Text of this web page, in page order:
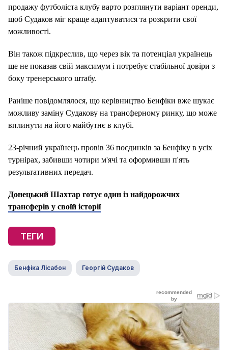
продажу футболіста клубу варто розглянути варіант оренди,
щоб Судаков міг краще адаптуватися та розкрити свої
можливості.
Він також підкреслив, що через вік та потенціал українець
ще не показав свій максимум і потребує стабільної довіри з
боку тренерського штабу.
Раніше повідомлялося, що керівництво Бенфіки вже шукає
можливу заміну Судакову на трансферному ринку, що може
вплинути на його майбутнє в клубі.
23-річний українець провів 36 поєдинків за Бенфіку в усіх
турнірах, забивши чотири м'ячі та оформивши п'ять
результативних передач.
Донецький Шахтар готує один із найдорожчих
трансферів у своїй історії
ТЕГИ
Бенфіка Лісабон Георгій Судаков